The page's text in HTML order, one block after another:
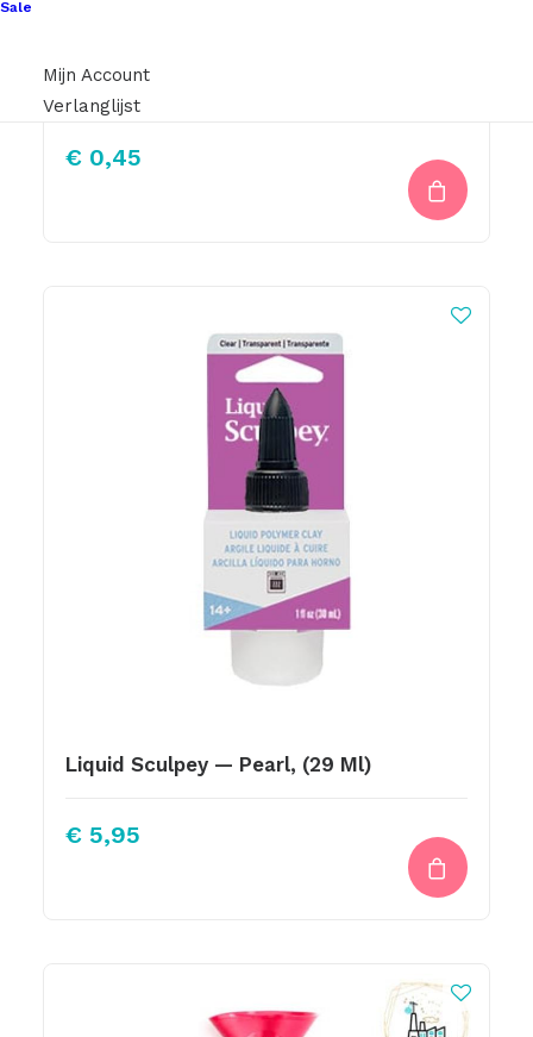
Sale
Mijn Account
Verlanglijst
Bedels Vlinder Zilver-Fuchsia 13x10mm
€ 0,45
Liquid Sculpey — Pearl, (29 Ml)
€ 5,95